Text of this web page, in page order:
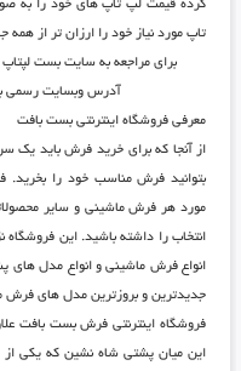
کرده قیمت لپ تاپ های خود را به
تاپ مورد نیاز خود را ارزان تر از همه جا
برای مراجعه به سایت بست لپتاپ
آدرس وبسایت رسمی
معرفی فروشگاه اینترنتی بست بافت
از آنجا که برایخرید فرشباید یک
بتوانید فرش مناسب خود را بخرید.
مورد هر فرش ماشینی و سایر
انتخاب را داشته باشید. این
انواع فرش ماشینی و انواع مدل
جدیدترین و بروزترین مدل های فرش
فروشگاه اینترنتی فرش بست بافت
این میان پشتی شاه نشین که یکی